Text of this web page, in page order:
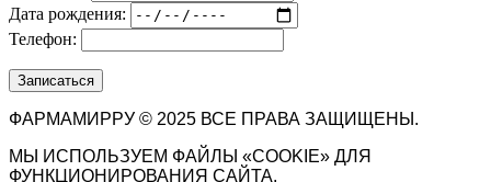
Дата рождения:
Телефон:
ФАРМАМИРРУ © 2025 ВСЕ ПРАВА ЗАЩИЩЕНЫ.
МЫ ИСПОЛЬЗУЕМ ФАЙЛЫ «COOKIE» ДЛЯ
ФУНКЦИОНИРОВАНИЯ САЙТА.